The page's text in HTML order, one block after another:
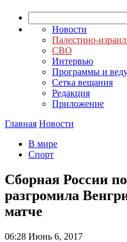
Новости
Палестино-
СВО
Интервью
Программы и
Сетка вещания
Редакция
Приложение
Главная Новости
В мире
Спорт
Сборная России
разгромила
матче
06:28 Июнь 6, 2017